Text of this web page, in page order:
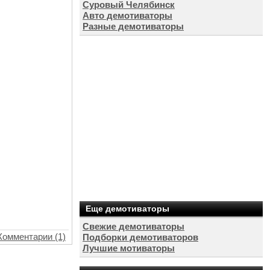
(1)
Суровый Челябинск
Авто демотиваторы
Разные демотиваторы
Еще демотиваторы
Свежие демотиваторы
Подборки демотиваторов
Лучшие мотиваторы